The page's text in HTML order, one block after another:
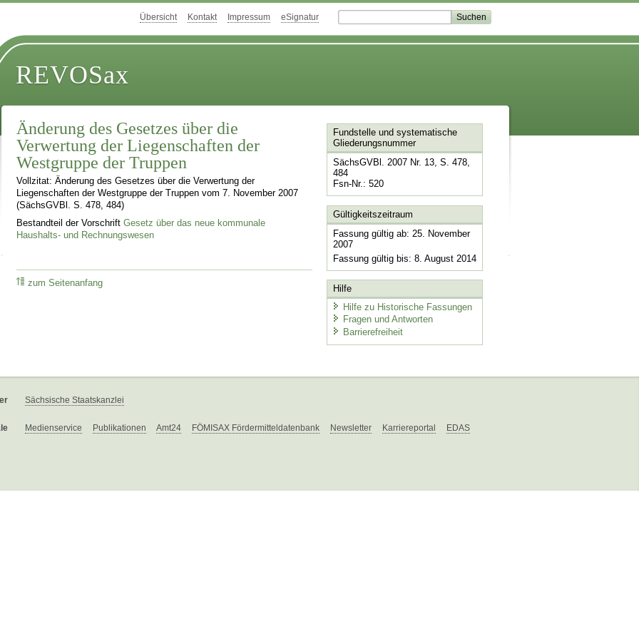
Übersicht Kontakt Impressum eSignatur
REVOSax
Änderung des Gesetzes über die
Verwertung der Liegenschaften der
Westgruppe der Truppen
Vollzitat: Änderung des Gesetzes über die Verwertung der
Liegenschaften der Westgruppe der Truppen vom 7. November 2007
(SächsGVBl. S. 478, 484)
Bestandteil der VorschriftGesetz über das neue kommunale
Haushalts- und Rechnungswesen
zum Seitenanfang
Fundstelle und systematische
Gliederungsnummer
SächsGVBl. 2007 Nr. 13, S. 478,
484
Fsn-Nr.: 520
Gültigkeitszeitraum
Fassung gültig ab: 25. November
2007
Fassung gültig bis: 8. August 2014
Hilfe
Hilfe zu Historische Fassungen
Fragen und Antworten
Barrierefreiheit
Sächsische Staatskanzlei
Medienservice Publikationen Amt24 FÖMISAX Fördermitteldatenbank Newsletter Karriereportal EDAS